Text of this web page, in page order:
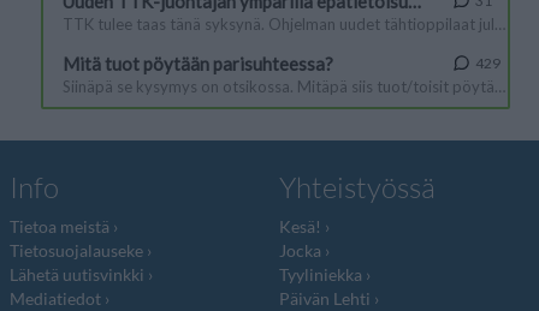
Info
Tietoa meistä
Tietosuojalauseke
Lähetä uutisvinkki
Mediatiedot
Yhteistyössä
Kesä!
Jocka
Tyyliniekka
Päivän Lehti